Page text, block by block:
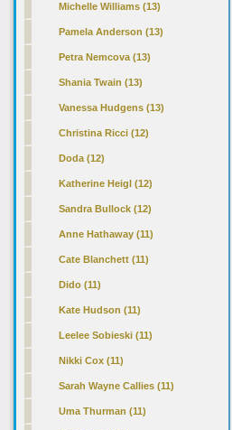
Michelle Williams (13)
Pamela Anderson (13)
Petra Nemcova (13)
Shania Twain (13)
Vanessa Hudgens (13)
Christina Ricci (12)
Doda (12)
Katherine Heigl (12)
Sandra Bullock (12)
Anne Hathaway (11)
Cate Blanchett (11)
Dido (11)
Kate Hudson (11)
Leelee Sobieski (11)
Nikki Cox (11)
Sarah Wayne Callies (11)
Uma Thurman (11)